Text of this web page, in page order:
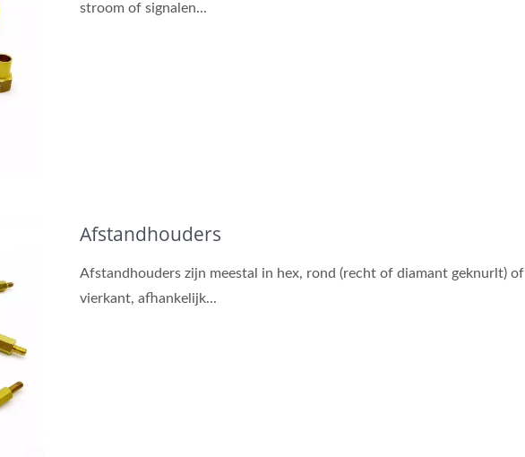
stroom of signalen...
Afstandhouders
Afstandhouders zijn meestal in hex, rond (recht of diamant geknurlt) of
vierkant, afhankelijk...